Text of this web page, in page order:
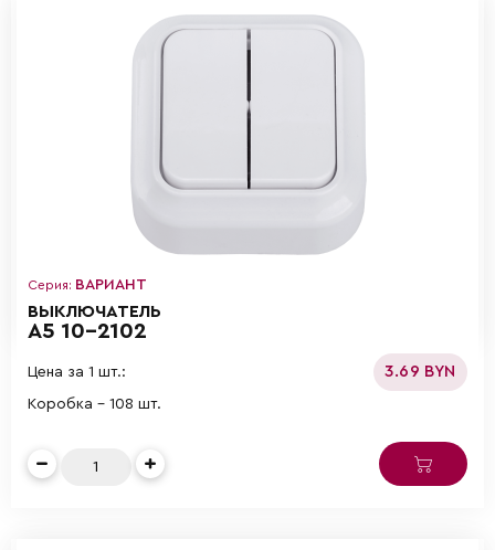
Серия: ВАРИАНТ
ВЫКЛЮЧАТЕЛЬ
А5 10-2102
Цена за 1 шт.: 3.69 BYN
Коробка - 108 шт.